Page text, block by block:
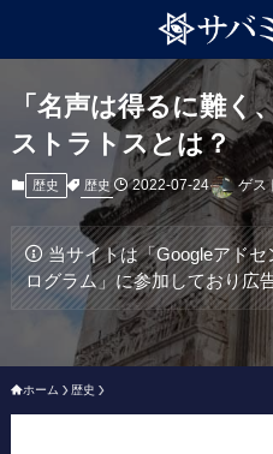
「名声は得るに難く
ストラトスとは？
歴史 歴史 2022-07-24 ゲス
当サイトは「Googleアド
ログラム」に参加しており広
ホーム 歴史